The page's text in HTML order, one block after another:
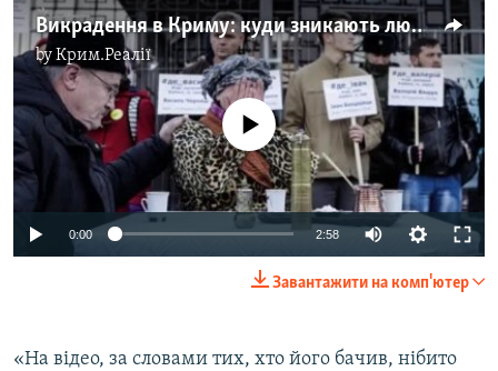
Викрадення в Криму: куди зникають люди? (Відео)
byКрим.Реалії
No media source currently available
0:00 2:58 Auto
Завантажити на комп'ютер
«На відео, за словами тих, хто його бачив, нібито